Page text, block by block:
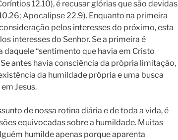
12.10), é recusar glórias que são devidas
Apocalipse 22.9). Enquanto na primeira
pelos interesses do próximo, esta
interesses do Senhor. Se a primeira é
daquele “sentimento que havia em Cristo
Se antes havia consciência da própria limitação,
da humildade própria e uma busca
Jesus.
de nossa rotina diária e de toda a vida, é
equivocadas sobre a humildade. Muitas
humilde apenas porque aparenta